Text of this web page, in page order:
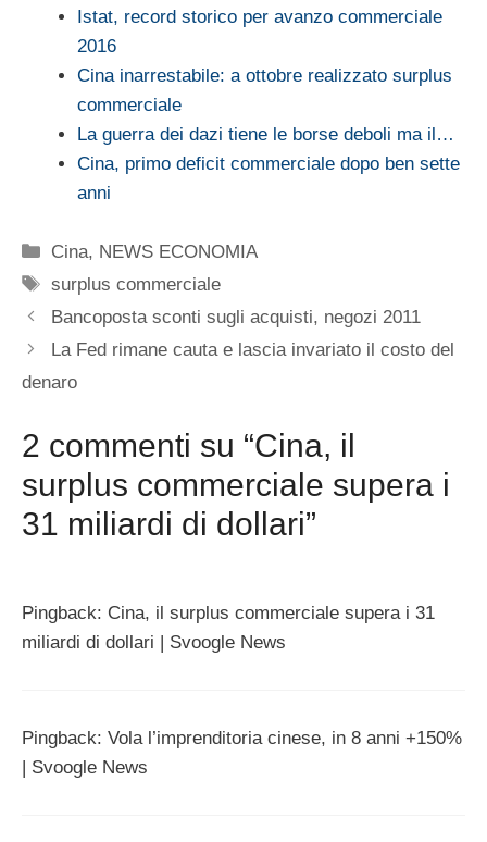
Istat, record storico per avanzo commerciale
2016
Cina inarrestabile: a ottobre realizzato surplus
commerciale
La guerra dei dazi tiene le borse deboli ma il…
Cina, primo deficit commerciale dopo ben sette
anni
Categorie
Cina, NEWS ECONOMIA
Tag
surplus commerciale
Bancoposta sconti sugli acquisti, negozi 2011
La Fed rimane cauta e lascia invariato il costo del
denaro
2 commenti su “Cina, il
surplus commerciale supera i
31 miliardi di dollari”
Pingback: Cina, il surplus commerciale supera i 31
miliardi di dollari | Svoogle News
Pingback: Vola l’imprenditoria cinese, in 8 anni +150%
| Svoogle News